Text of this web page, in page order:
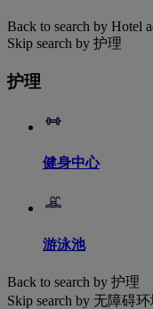
Back to search by Hotel
Skip search by 护理
护理
健身中心
游泳池
Back to search by 护理
Skip search by 无障碍环